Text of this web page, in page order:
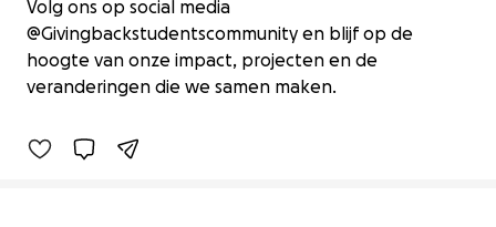
Volg ons op social media
@Givingbackstudentscommunity en blijf op de
hoogte van onze impact, projecten en de
veranderingen die we samen maken.
Help Kinderen in Zanzibar
€0 raised